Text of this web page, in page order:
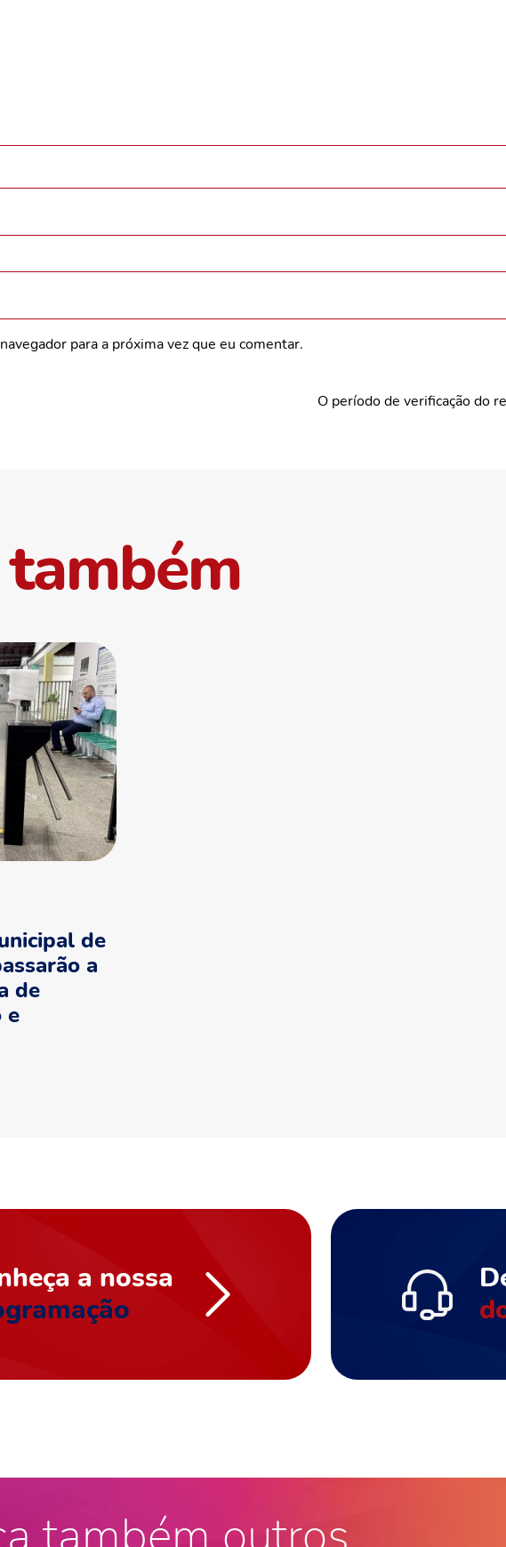
para a próxima vez que eu comentar.
O período de verificação do
também
de
a
de
e
a nossa